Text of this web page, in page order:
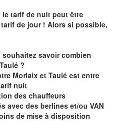
tarif de nuit peut être
de jour ! Alors si possible,
souhaitez savoircombien
?
Morlaix et Taulé est entre
nuit
des chauffeurs
avec des berlines et/ou VAN
de mise à disposition